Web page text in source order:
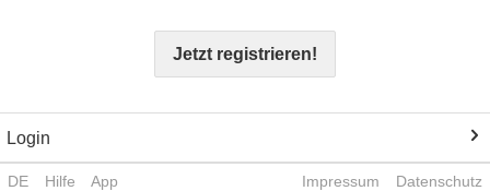
Jetzt registrieren!
Login
DE Hilfe App Impressum Datenschutz